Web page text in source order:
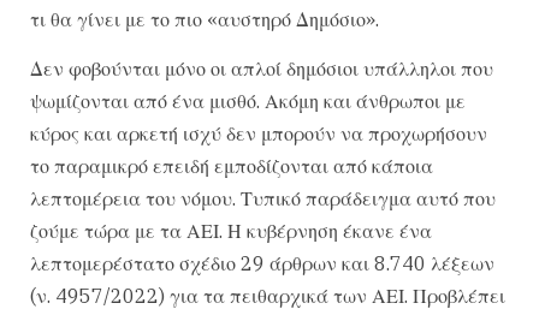
τι θα γίνει με το πιο «αυστηρό Δημόσιο».
Δεν φοβούνται μόνο οι απλοί δημόσιοι υπάλληλοι που
ψωμίζονται από ένα μισθό. Ακόμη και άνθρωποι με
κύρος και αρκετή ισχύ δεν μπορούν να προχωρήσουν
το παραμικρό επειδή εμποδίζονται από κάποια
λεπτομέρεια του νόμου. Τυπικό παράδειγμα αυτό που
ζούμε τώρα με τα ΑΕΙ. Η κυβέρνηση έκανε ένα
λεπτομερέστατο σχέδιο 29 άρθρων και 8.740 λέξεων
(ν. 4957/2022) για τα πειθαρχικά των ΑΕΙ. Προβλέπει